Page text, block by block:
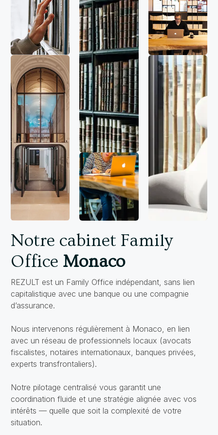
Notre cabinet Family
Office Monaco
REZULT est un Family Office indépendant, sans lien
capitalistique avec une banque ou une compagnie
d’assurance.
Nous intervenons régulièrement à Monaco, en lien
avec un réseau de professionnels locaux (avocats
fiscalistes, notaires internationaux, banques privées,
experts transfrontaliers).
Notre pilotage centralisé vous garantit une
coordination fluide et une stratégie alignée avec vos
intérêts — quelle que soit la complexité de votre
situation.